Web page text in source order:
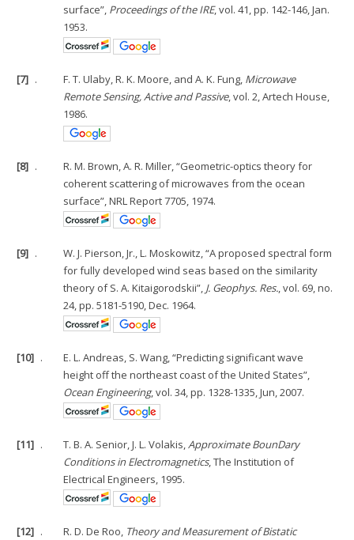
surface”, Proceedings of the IRE, vol. 41, pp. 142-146, Jan.
1953.
[7] . F. T. Ulaby, R. K. Moore, and A. K. Fung, Microwave
Remote Sensing, Active and Passive, vol. 2, Artech House,
1986.
[8] .
R. M. Brown, A. R. Miller, “Geometric-optics theory for
coherent scattering of microwaves from the ocean
surface”, NRL Report 7705, 1974.
[9] .
W. J. Pierson, Jr., L. Moskowitz, “A proposed spectral form
for fully developed wind seas based on the similarity
theory of S. A. Kitaigorodskii”, J. Geophys. Res., vol. 69, no.
24, pp. 5181-5190, Dec. 1964.
[10] .
E. L. Andreas, S. Wang, “Predicting significant wave
height off the northeast coast of the United States”,
Ocean Engineering, vol. 34, pp. 1328-1335, Jun, 2007.
[11] . T. B. A. Senior, J. L. Volakis,Approximate BounDary
Conditions in Electromagnetics, The Institution of
Electrical Engineers, 1995.
[12] . R. D. De Roo, Theory and Measurement of Bistatic